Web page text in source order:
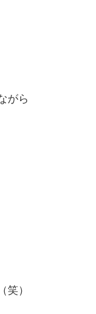
がら
笑）